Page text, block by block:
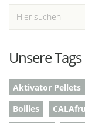
Unsere Tags
Aktivator Pellets
Boilies